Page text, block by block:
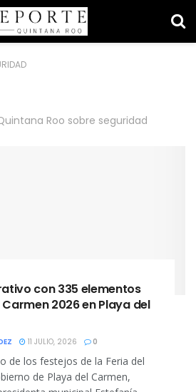
Roo sobre seguridad
con 335 elementos
2026 en Playa del
11 JULIO, 2026 0
de los festejos de la Feria del
de Playa del Carmen,